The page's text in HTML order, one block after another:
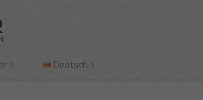
Deutsch